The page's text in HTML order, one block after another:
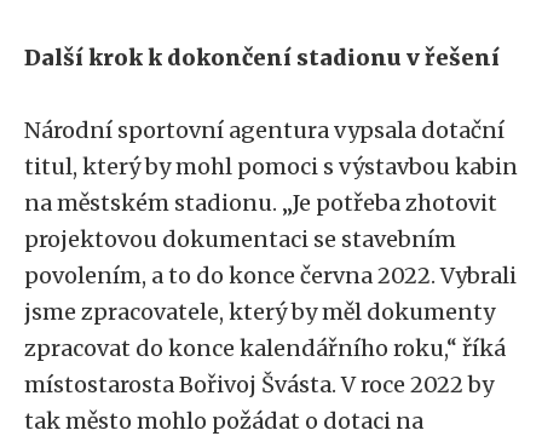
Další krok k dokončení stadionu v řešení
Národní sportovní agentura vypsala dotační
titul, který by mohl pomoci s výstavbou kabin
na městském stadionu. „Je potřeba zhotovit
projektovou dokumentaci se stavebním
povolením, a to do konce června 2022. Vybrali
jsme zpracovatele, který by měl dokumenty
zpracovat do konce kalendářního roku,“ říká
místostarosta Bořivoj Švásta. V roce 2022 by
tak město mohlo požádat o dotaci na